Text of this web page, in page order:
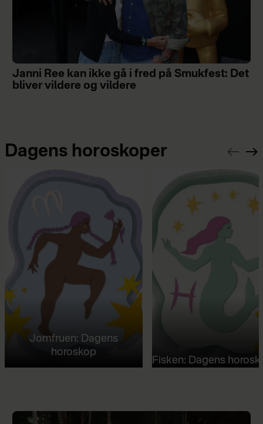
Janni Ree kan ikke gå i fred på Smukfest: Det
bliver vildere og vildere
Dagens horoskoper
Jomfruen: Dagens
horoskop
Fisken: Dagens